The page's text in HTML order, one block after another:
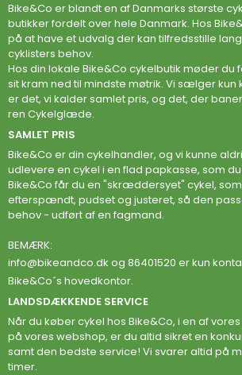
Bike&Co er blandt en af Danmarks største
butikker fordelt over hele Danmark. Hos
på at have et udvalg der kan tilfredsstille
cyklisters behov.
Hos din lokale Bike&Co cykelbutik møder du
sit kram ned til mindste møtrik. Vi sælger kun
er det, vi kalder samlet pris, og det, der
ren Cykelglæde.
SAMLET PRIS
Bike&Co er din cykelhandler, og vi kunne
udlevere en cykel i en flad papkasse, som
Bike&Co får du en "skræddersyet" cykel,
efterspændt, pudset og justeret, så den
behov - udført af en fagmand.
BEMÆRK:
info@bikeandco.dk og 86401520 er kun
Bike&Co´s hovedkontor.
LANDSDÆKKENDE SERVICE
Når du køber cykel hos Bike&Co, i en af
på vores webshop, er du altid sikret en
samt den bedste service! Vi svarer altid på
timer.